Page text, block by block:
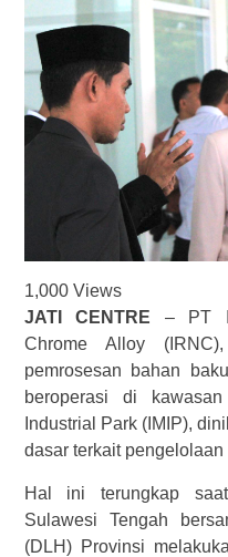
1,000Views
JATI CENTRE – PT
Chrome Alloy
pemrosesan bahan
beroperasi di
Industrial Park (IMIP),
dasar terkait
Hal ini terungkap
Sulawesi Tengah
(DLH) Provinsi